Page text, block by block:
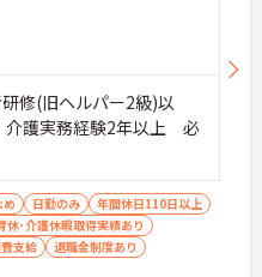
修(旧ヘルパー2級)以
護実務経験2年以上 必
日勤のみ
年間休日110日以上
休･介護休暇取得実績あり
支給 退職金制度あり